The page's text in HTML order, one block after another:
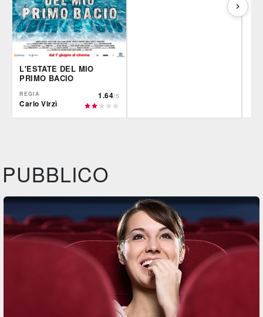
L'ESTATE DEL MIO
PRIMO BACIO
REGIA
Carlo Virzì
1.64/5
PUBBLICO